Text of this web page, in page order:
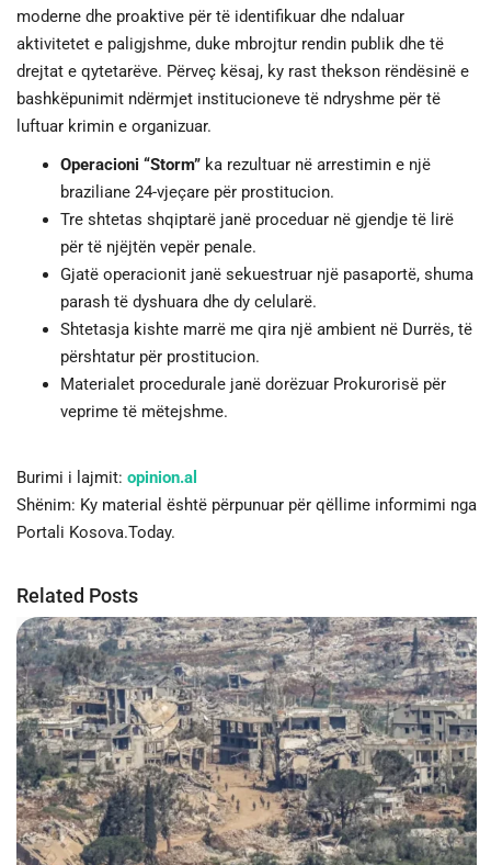
moderne dhe proaktive për të identifikuar dhe ndaluar
aktivitetet e paligjshme, duke mbrojtur rendin publik dhe të
drejtat e qytetarëve. Përveç kësaj, ky rast thekson rëndësinë e
bashkëpunimit ndërmjet institucioneve të ndryshme për të
luftuar krimin e organizuar.
Operacioni “Storm” ka rezultuar në arrestimin e një
braziliane 24-vjeçare për prostitucion.
Tre shtetas shqiptarë janë proceduar në gjendje të lirë
për të njëjtën vepër penale.
Gjatë operacionit janë sekuestruar një pasaportë, shuma
parash të dyshuara dhe dy celularë.
Shtetasja kishte marrë me qira një ambient në Durrës, të
përshtatur për prostitucion.
Materialet procedurale janë dorëzuar Prokurorisë për
veprime të mëtejshme.
Burimi i lajmit: opinion.al
Shënim: Ky material është përpunuar për qëllime informimi nga
Portali Kosova.Today.
Related Posts